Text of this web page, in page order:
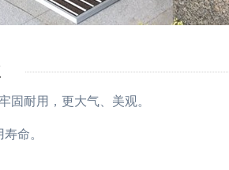
固耐用，更大气、美观。
命。